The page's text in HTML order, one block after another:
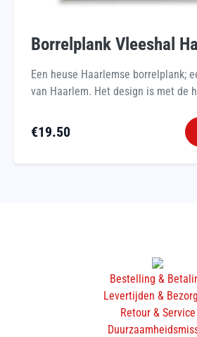
Borrelplank Vleeshal
Een heuse Haarlemse borrelplank;
van Haarlem. Het design is met de
€19.50
Bestelling &
Levertijden &
Retour & Service